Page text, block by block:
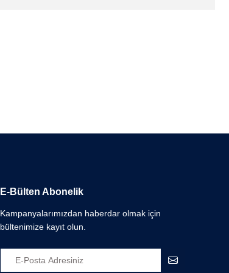
E-Bülten Abonelik
Kampanyalarımızdan haberdar olmak için
bültenimize kayıt olun.